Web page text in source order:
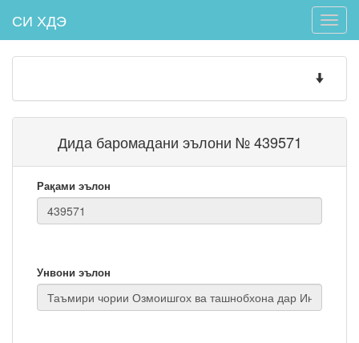
Toggle
СИ ХДЭ
Toggle
Дида баромадани эълони № 439571
Рақами эълон
Унвони эълон